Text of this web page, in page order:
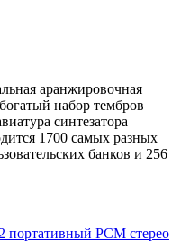
аранжировочная
набор тембров
синтезатора
1700 самых разных
банков и 256